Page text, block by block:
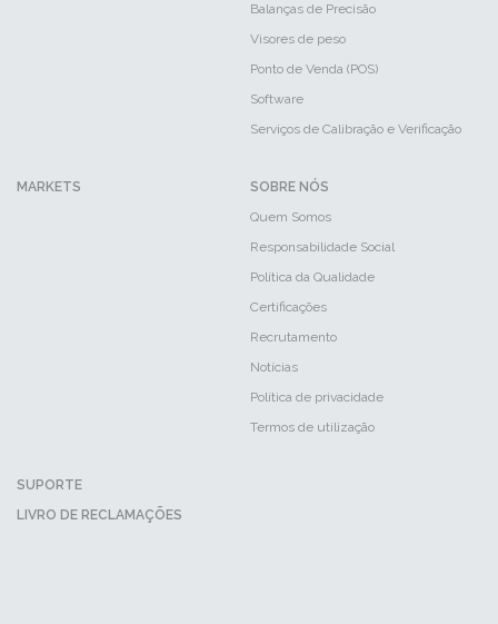
Balanças de Precisão
Visores de peso
Ponto de Venda (POS)
Software
Serviços de Calibração e Verificação
MARKETS
SOBRE NÓS
Quem Somos
Responsabilidade Social
Política da Qualidade
Certificações
Recrutamento
Notícias
Política de privacidade
Termos de utilização
SUPORTE
LIVRO DE RECLAMAÇÕES